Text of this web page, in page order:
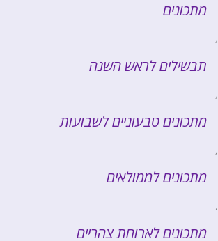
מתכונים
,
תבשילים לראש השנה
,
מתכונים טבעוניים לשבועות
,
מתכונים לממולאים
,
מתכונים לארוחת צהריים